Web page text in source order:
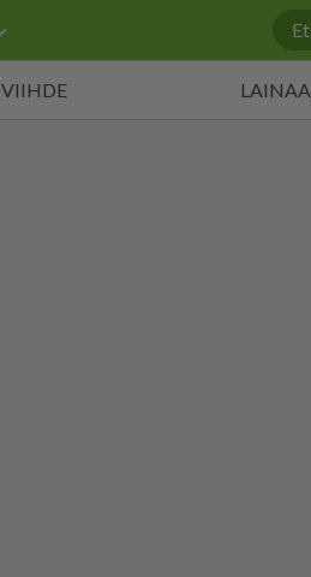
VIIHDE LAINAA